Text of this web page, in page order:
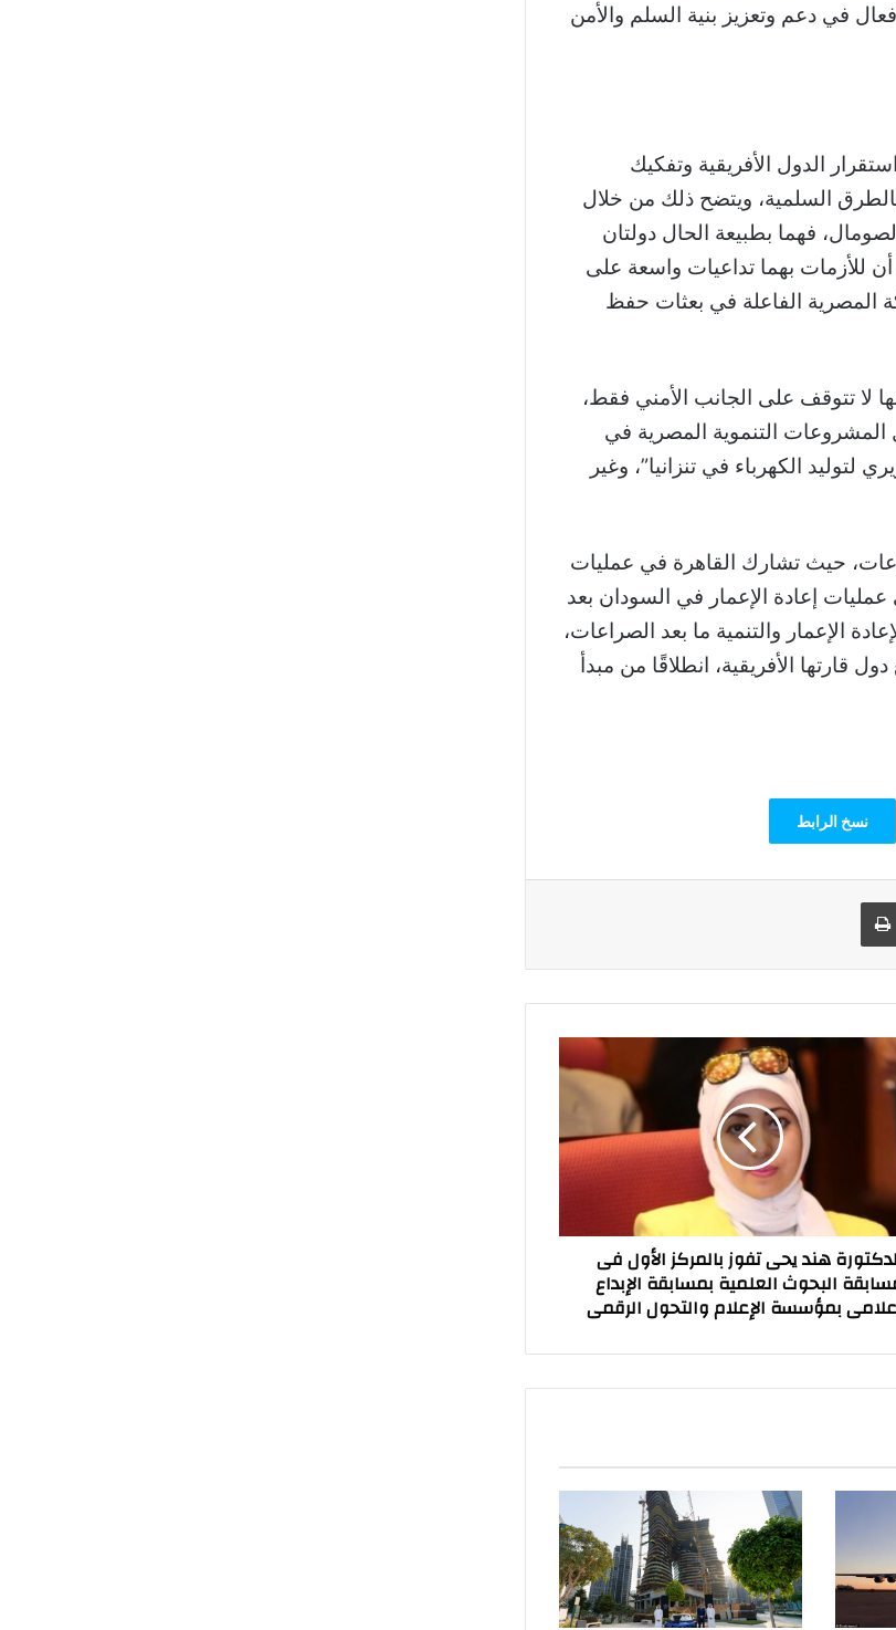
في دعم وتعزيز بنية السلم والأمن
الدول الأفريقية وتفكيك
السلمية، ويتضح ذلك من خلال
فهما بطبيعة الحال دولتان
للأزمات بهما تداعيات واسعة على
المصرية الفاعلة في بعثات حفظ
لا تتوقف على الجانب الأمني فقط،
المشروعات التنموية المصرية في
الكهرباء في تنزانيا”، وغير
حيث تشارك القاهرة في عمليات
إعادة الإعمار في السودان بعد
الإعمار والتنمية ما بعد الصراعات،
قارتها الأفريقية، انطلاقًا من مبدأ
نسخ الرابط
طباعة
هند يحى تفوز بالمركز الأول فى
البحوث العلمية بمسابقة الإبداع
بمؤسسة الإعلام والتحول الرقمى